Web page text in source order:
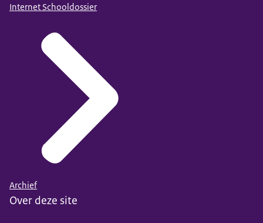
Internet Schooldossier
Archief
Over deze site